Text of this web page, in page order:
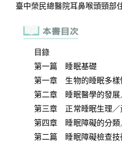
目錄
第一篇 睡眠基礎
第一章 生物的睡眠多樣
第二章 睡眠醫學的發展
第三章 正常睡眠生理／
第四章 睡眠障礙的分類
第二篇 睡眠障礙檢查技